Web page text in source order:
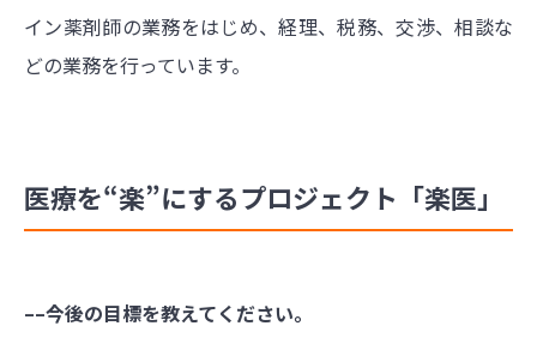
イン薬剤師の業務をはじめ、経理、税務、交渉、相談な
どの業務を行っています。
医療を“楽”にするプロジェクト「楽医」
––今後の目標を教えてください。